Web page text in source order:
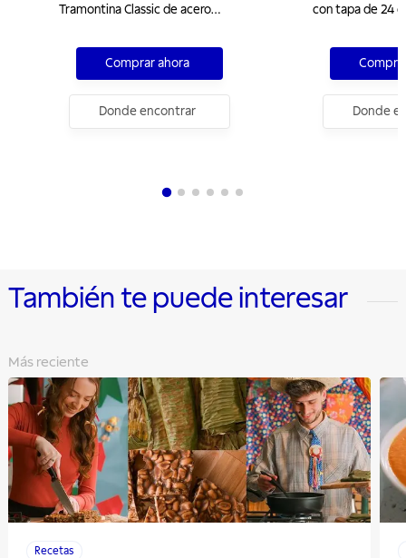
Tramontina Classic de acero
forjados y terminación brillante
Comprar ahora
Donde encontrar
con tapa de 24
Donde
También te puede interesar
Más reciente
Recetas